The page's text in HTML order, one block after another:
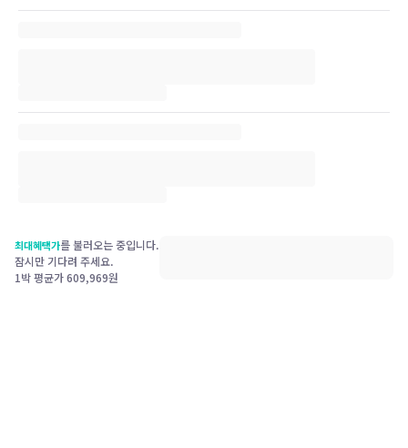
최대혜택가를 불러오는 중입니다.
잠시만 기다려 주세요.
1박 평균가609,969원